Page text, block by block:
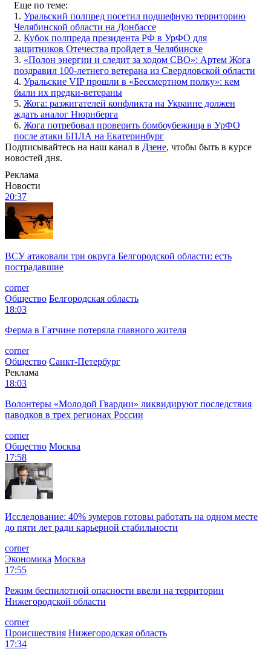
Еще по теме:
1. Уральский полпред посетил подшефную территорию
Челябинской области на Донбассе
2. Кубок полпреда президента РФ в УрФО для
защитников Отечества пройдет в Челябинске
3. «Полон энергии и следит за ходом СВО»: Артем Жога
поздравил 100-летнего ветерана из Свердловской области
4. Уральские VIP прошли в «Бессмертном полку»: кем
были их предки-ветераны
5. Жога: разжигателей конфликта на Украине должен
ждать аналог Нюрнберга
6. Жога потребовал проверить бомбоубежища в УрФО
после атаки БПЛА на Екатеринбург
Подписывайтесь на наш канал в Дзене, чтобы быть в курсе
новостей дня.
Реклама
Новости
20:37
ВСУ атаковали три округа Белгородской области: есть
пострадавшие
corner
Общество Белгородская область
18:03
Ферма в Гатчине потеряла главного жителя
corner
Общество Санкт-Петербург
Реклама
18:03
Волонтеры «Молодой Гвардии» ликвидируют последствия
паводков в трех регионах России
corner
Общество Москва
17:58
Исследование: 40% зумеров готовы работать на одном месте
до пяти лет ради карьерной стабильности
corner
Экономика Москва
17:55
Режим беспилотной опасности ввели на территории
Нижегородской области
corner
Происшествия Нижегородская область
17:34